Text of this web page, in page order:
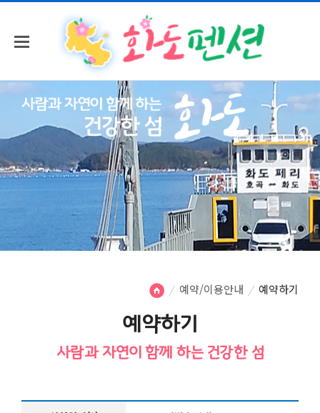
예약/이용안내 예약하기
예약하기
사람과 자연이 함께 하는 건강한 섬